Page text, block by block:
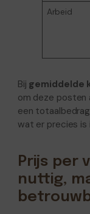
Arbeid
Bij gemiddelde
om deze posten
een
wat er precies
Prijs per
nuttig,